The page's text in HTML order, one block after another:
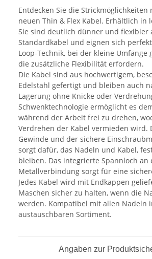
Entdecken Sie die Strickmöglichkeiten
neuen Thin & Flex Kabel. Erhältlich in
Sie sind deutlich dünner und flexibler
Standardkabel und eignen sich
Loop-Technik, bei der kleine Umfänge
die zusätzliche Flexibilität erfordern.
Die Kabel sind aus hochwertigem,
Edelstahl gefertigt und bleiben auch
Lagerung ohne Knicke oder
Schwenktechnologie ermöglicht es
während der Arbeit frei zu drehen,
Verdrehen der Kabel vermieden wird.
Gewinde und der sichere
sorgt dafür, das Nadeln und Kabel,
bleiben. Das integrierte Spannloch an
Metallverbindung sorgt für eine
Jedes Kabel wird mit Endkappen
Maschen sicher zu halten, wenn die
werden. Kompatibel mit allen Nadeln
austauschbaren Sortiment.
Angaben zur